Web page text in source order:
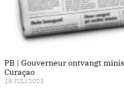
PB | Gouverneur ontvangt
Curaçao
18 JULI 2023